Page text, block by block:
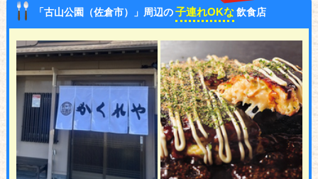
「古山公園（佐倉市）」周辺の子連れOKな 飲食店